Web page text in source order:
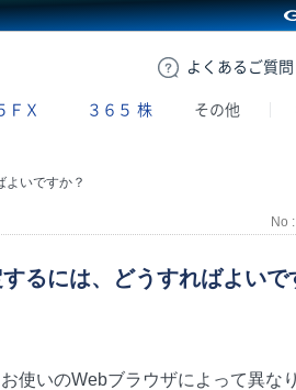
よくある ご質問
ＦＸ ３６５ 株 その他
よいですか？
No
るには、どうすればよいで
使いのWebブラウザによって異なり